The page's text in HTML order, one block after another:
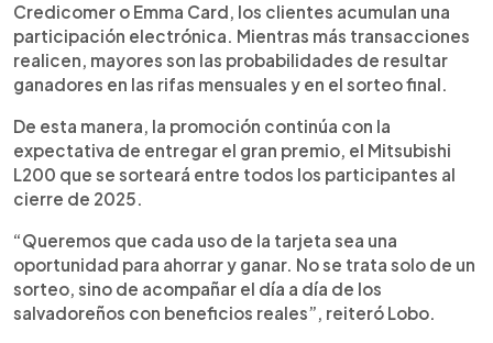
Credicomer o Emma Card, los clientes acumulan una
participación electrónica. Mientras más transacciones
realicen, mayores son las probabilidades de resultar
ganadores en las rifas mensuales y en el sorteo final.
De esta manera, la promoción continúa con la
expectativa de entregar el gran premio, el Mitsubishi
L200 que se sorteará entre todos los participantes al
cierre de 2025.
“Queremos que cada uso de la tarjeta sea una
oportunidad para ahorrar y ganar. No se trata solo de un
sorteo, sino de acompañar el día a día de los
salvadoreños con beneficios reales”, reiteró Lobo.